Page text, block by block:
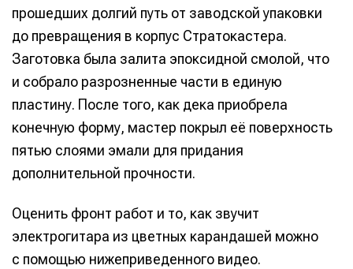
прошедших долгий путь от заводской упаковки
до превращения в корпус Стратокастера.
Заготовка была залита эпоксидной смолой, что
и собрало разрозненные части в единую
пластину. После того, как дека приобрела
конечную форму, мастер покрыл её поверхность
пятью слоями эмали для придания
дополнительной прочности.
Оценить фронт работ и то, как звучит
электрогитара из цветных карандашей можно
с помощью нижеприведенного видео.